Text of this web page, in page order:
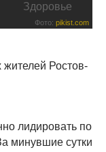
Здоровье
Фото: pikist.com
Ростов-
лидировать по
минувшие сутки